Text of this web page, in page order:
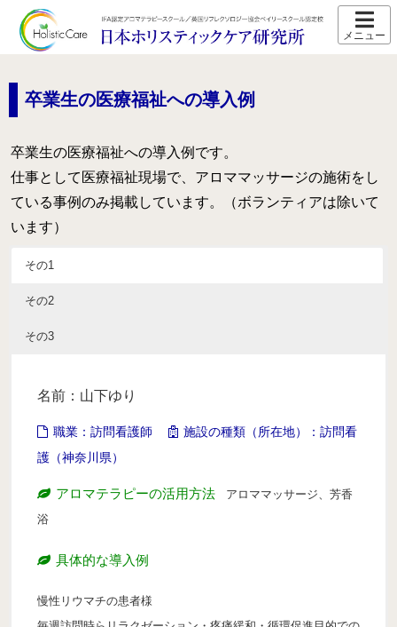
卒業生の医療福祉への導入例
卒業生の医療福祉への導入例です。
仕事として医療福祉現場で、アロママッサージの施術をし
ている事例のみ掲載しています。（ボランティアは除いて
います）
その1
その2
その3
名前：山下ゆり
職業：訪問看護師
施設の種類（所在地）：訪問看
護（神奈川県）
アロマテラピーの活用方法
アロママッサージ、芳香
浴
具体的な導入例
慢性リウマチの患者様
スクール紹介
卒業生の声
講師プロフィール
スクール通信
コース紹介
IFA認定 メディカルアロマテラピーコース【2026年5月開
月開講】
様々な障害の方にアロマとタッチを用いるケアラー養成コ
ース
クリニカル・リフレクソロジーコースご案内
スウェディッシュマッサージコース
アロマ・ストレスケアコース（オンライン）
ミノウ・デ・メイのアロマ通信教育